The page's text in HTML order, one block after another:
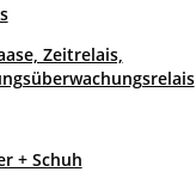
Zeitrelais,
+ Schuh